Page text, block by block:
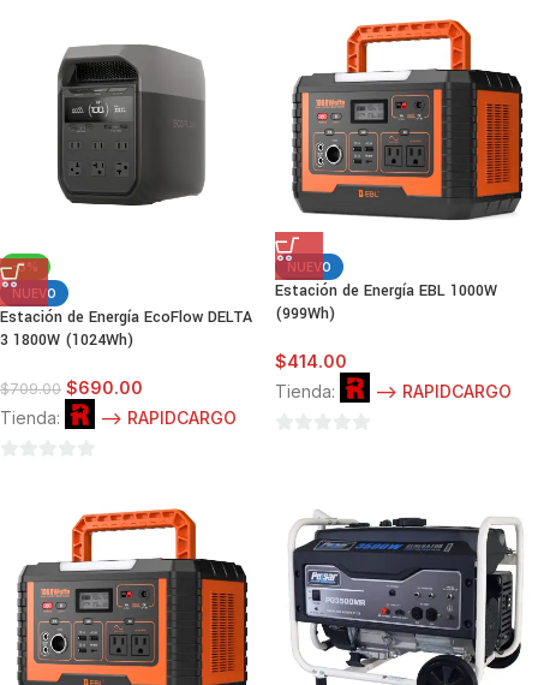
-3%
NUEVO
Estación de Energía EcoFlow DELTA
3 1800W (1024Wh)
$709.00 $690.00
Tienda:
--> RAPIDCARGO
NUEVO
Estación de Energía EBL 1000W
(999Wh)
$414.00
Tienda:
--> RAPIDCARGO